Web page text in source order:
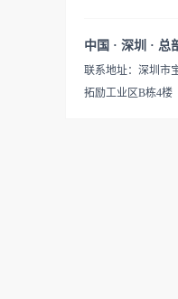
中国 · 深圳 · 总
联系地址：深圳市
拓励工业区B栋4楼